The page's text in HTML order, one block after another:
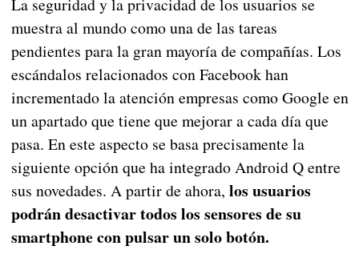
muestra al mundo como una de las tareas
pendientes para la gran mayoría de compañías. Los
escándalos relacionados con Facebook han
incrementado la atención empresas como Google en
un apartado que tiene que mejorar a cada día que
pasa. En este aspecto se basa precisamente la
siguiente opción que ha integrado Android Q entre
sus novedades. A partir de ahora, los usuarios
podrán desactivar todos los sensores de su
smartphone con pulsar un solo botón.